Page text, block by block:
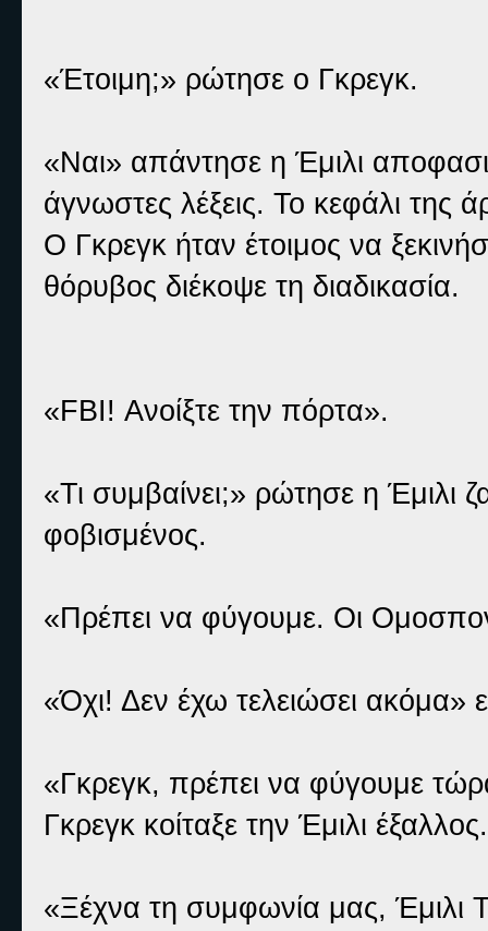
«Έτοιμη;» ρώτησε ο Γκρεγκ.
«Ναι» απάντησε η Έμιλι
άγνωστες λέξεις. Το κεφάλι της
Ο Γκρεγκ ήταν έτοιμος να
θόρυβος διέκοψε τη διαδικασία.
«FBI! Ανοίξτε την πόρτα».
«Τι συμβαίνει;» ρώτησε η Έμιλι
φοβισμένος.
«Πρέπει να φύγουμε. Οι
«Όχι! Δεν έχω τελειώσει ακόμα»
«Γκρεγκ, πρέπει να φύγουμε
Γκρεγκ κοίταξε την Έμιλι έξαλλος.
«Ξέχνα τη συμφωνία μας, Έμιλι